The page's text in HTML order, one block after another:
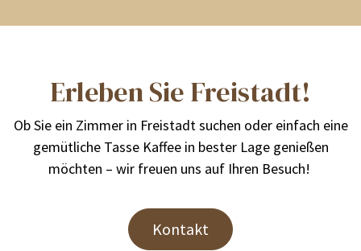
Erleben Sie Freistadt!
Ob Sie ein Zimmer in Freistadt suchen oder einfach eine
gemütliche Tasse Kaffee in bester Lage genießen
möchten – wir freuen uns auf Ihren Besuch!
Kontakt